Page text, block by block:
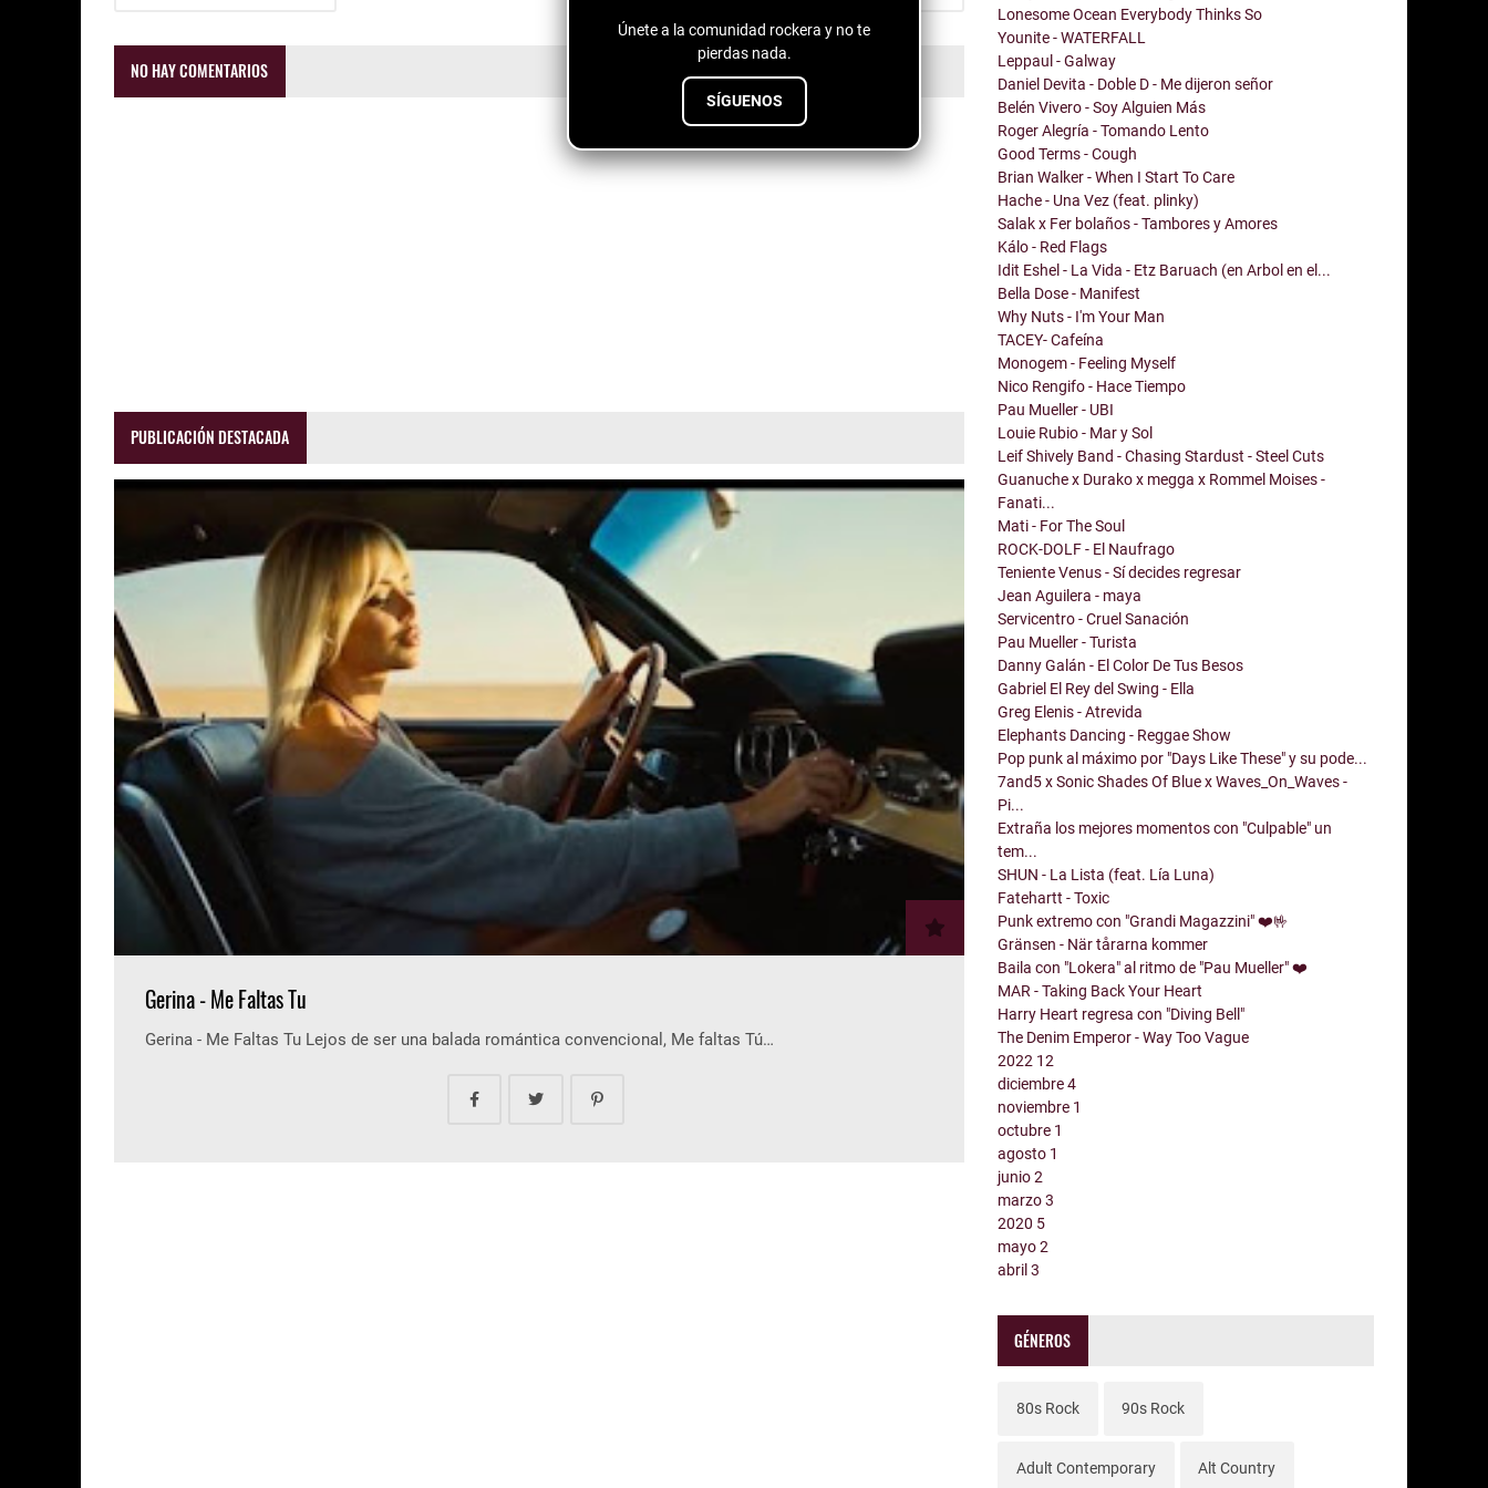
Únete a la comunidad rockera y no te
pierdas nada.
SÍGUENOS
NO HAY COMENTARIOS
PUBLICACIÓN DESTACADA
Gerina - Me Faltas Tu
Gerina - Me Faltas Tu Lejos de ser una balada romántica convencional, Me faltas Tú…
Lonesome Ocean Everybody Thinks So
Younite - WATERFALL
Leppaul - Galway
Daniel Devita - Doble D - Me dijeron señor
Belén Vivero - Soy Alguien Más
Roger Alegría - Tomando Lento
Good Terms - Cough
Brian Walker - When I Start To Care
Hache - Una Vez (feat. plinky)
Salak x Fer bolaños - Tambores y Amores
Kálo - Red Flags
Idit Eshel - La Vida - Etz Baruach (en Arbol en el...
Bella Dose - Manifest
Why Nuts - I'm Your Man
TACEY- Cafeína
Monogem - Feeling Myself
Nico Rengifo - Hace Tiempo
Pau Mueller - UBI
Louie Rubio - Mar y Sol
Leif Shively Band - Chasing Stardust - Steel Cuts
Guanuche x Durako x megga x Rommel Moises -
Fanati...
Mati - For The Soul
ROCK-DOLF - El Naufrago
Teniente Venus - Sí decides regresar
Jean Aguilera - maya
Servicentro - Cruel Sanación
Pau Mueller - Turista
Danny Galán - El Color De Tus Besos
Gabriel El Rey del Swing - Ella
Greg Elenis - Atrevida
Elephants Dancing - Reggae Show
Pop punk al máximo por "Days Like These" y su pode...
7and5 x Sonic Shades Of Blue x Waves_On_Waves -
Pi...
Extraña los mejores momentos con "Culpable" un
tem...
SHUN - La Lista (feat. Lía Luna)
Fatehartt - Toxic
Punk extremo con "Grandi Magazzini" ❤️🤟
Gränsen - När tårarna kommer
Baila con "Lokera" al ritmo de "Pau Mueller" ❤️
MAR - Taking Back Your Heart
Harry Heart regresa con "Diving Bell"
The Denim Emperor - Way Too Vague
2022 12
diciembre4
noviembre 1
octubre 1
agosto 1
junio2
marzo3
2020 5
mayo2
abril3
GÉNEROS
80s Rock 90s Rock
Adult Contemporary Alt Country